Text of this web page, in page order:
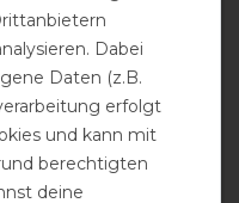
Grooming Deluxe
Dabei
Daten (z.B.
erfolgt
und kann mit
berechtigten
deine